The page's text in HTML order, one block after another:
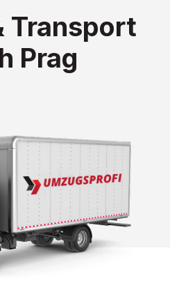
Transport
Prag